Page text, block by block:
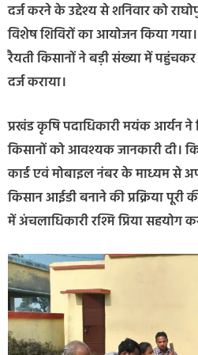
दर्ज करने के उद्देश्य से शनिवार को
विशेष शिविरों का आयोजन किया गया।
रैयती किसानों ने बड़ी संख्या में
दर्ज कराया।
प्रखंड कृषि पदाधिकारी मयंक आर्यन ने
किसानों को आवश्यक जानकारी दी।
कार्ड एवं मोबाइल नंबर के माध्यम से
किसान आईडी बनाने की प्रक्रिया
में अंचलाधिकारी रश्मि प्रिया सहयोग